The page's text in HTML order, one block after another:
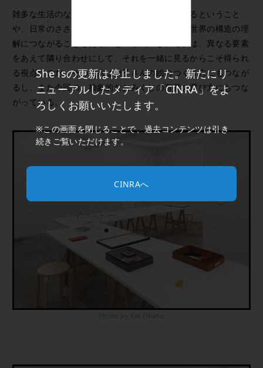
She isの更新は停止しました。新たにリ
ニューアルしたメディア「CINRA」をよ
ろしくお願いいたします。
※この画面を閉じることで、過去コンテンツは引き
続きご覧いただけます。
CINRAへ
雑多な生活のなかではすべてが隣り合わせにあるということ
や、日常のささいな営みの仕組みをよく見ると世界の構造の理
解につながることもある、という気づき。それは、異なる要素
をあえて隣り合わせにして、それを一緒に見るからこそ得られ
る視点なのだ。その視点は陵子さんの絵のつくり方にもつなが
るし、また今回の、抽象的なおみくじの言葉の選び方にもつな
がっている。